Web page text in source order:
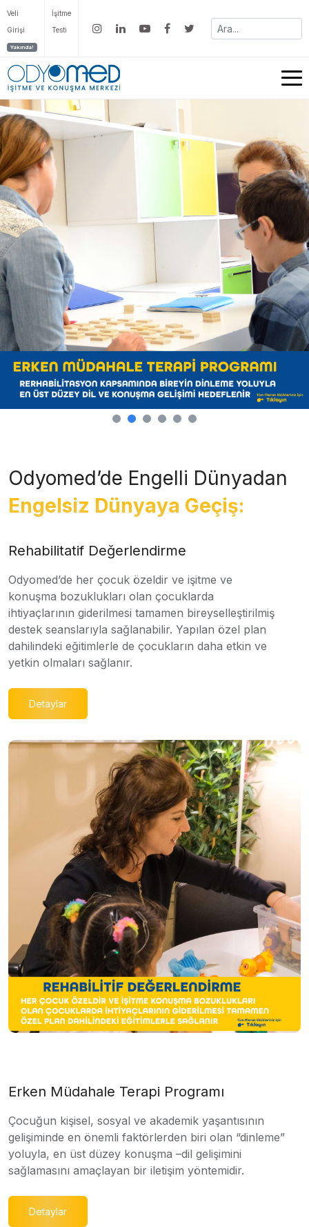
Veli
Girişi
Yakında!
İşitme
Testi
Odyomed’de Engelli Dünyadan
Engelsiz Dünyaya Geçiş:
Rehabilitatif Değerlendirme
Odyomed’de her çocuk özeldir ve işitme ve
konuşma bozuklukları olan çocuklarda
ihtiyaçlarının giderilmesi tamamen bireyselleştirilmiş
destek seanslarıyla sağlanabilir. Yapılan özel plan
dahilindeki eğitimlerle de çocukların daha etkin ve
yetkin olmaları sağlanır.
Detaylar
Erken Müdahale Terapi Programı
Çocuğun kişisel, sosyal ve akademik yaşantısının
gelişiminde en önemli faktörlerden biri olan “dinleme”
yoluyla, en üst düzey konuşma –dil gelişimini
sağlamasını amaçlayan bir iletişim yöntemidir.
Detaylar